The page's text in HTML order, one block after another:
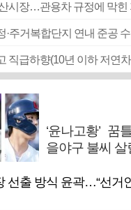
시장…관용차 규정에 막힌
·주거복합단지 연내 준공
‘윤나고황’
을야구 불씨 살
선출 방식 윤곽…“선거